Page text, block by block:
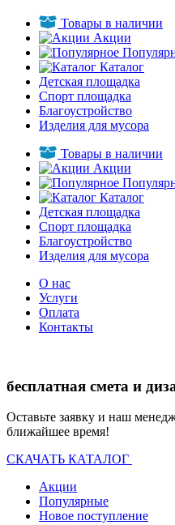
Товары в наличии
Акции
Каталог
Детская площадка
Спорт площадка
Благоустройство
Изделия для мусора
Товары в наличии
Акции
Каталог
Детская площадка
Спорт площадка
Благоустройство
Изделия для мусора
О нас
Услуги
Оплата
Контакты
бесплатная смета и
Оставьте заявку и наш
ближайшее время!
СКАЧАТЬ КАТАЛОГ
Акции
Популярные
Новое поступление